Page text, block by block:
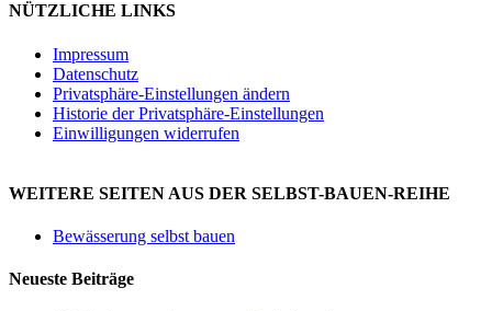
NÜTZLICHE LINKS
Impressum
Datenschutz
Privatsphäre-Einstellungen ändern
Historie der Privatsphäre-Einstellungen
Einwilligungen widerrufen
WEITERE SEITEN AUS DER SELBST-BAUEN-REIHE
Bewässerung selbst bauen
Neueste Beiträge